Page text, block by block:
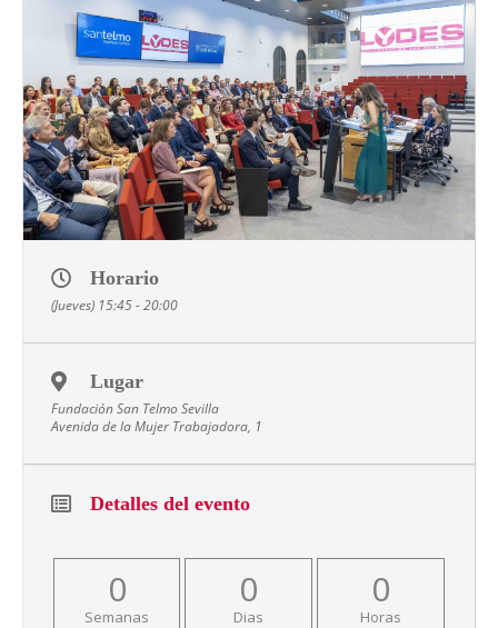
Horario
(Jueves) 15:45 - 20:00
Lugar
Fundación San Telmo Sevilla
Avenida de la Mujer Trabajadora, 1
Detalles del evento
0
Semanas
0
Dias
0
Horas